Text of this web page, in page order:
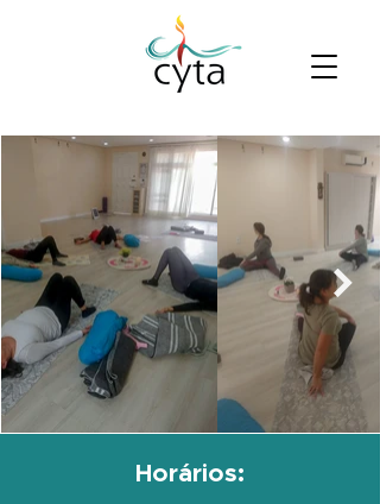
Horários: